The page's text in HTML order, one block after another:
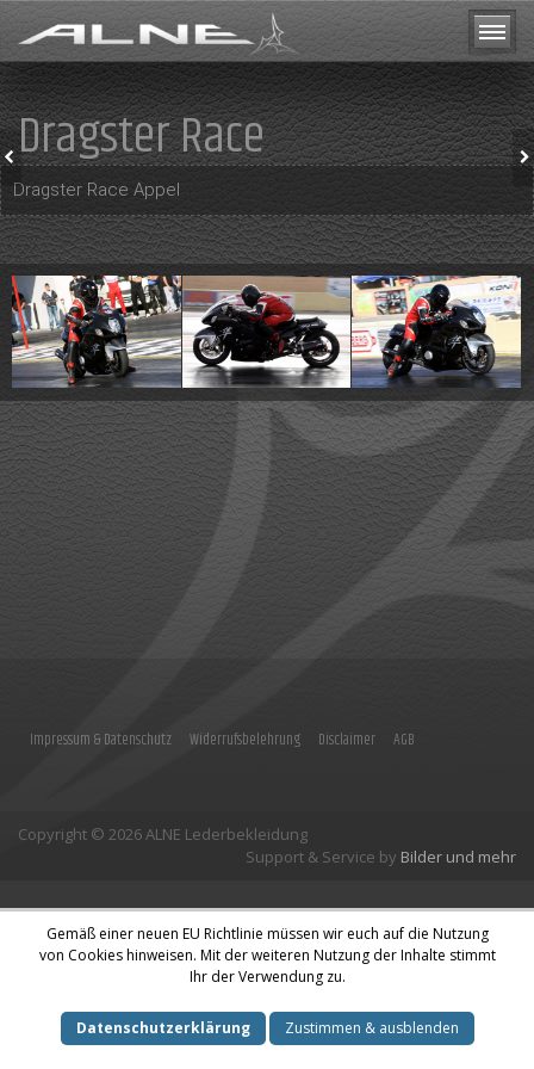
Dragster Race
Dragster Race Appel
TUNERSCUP
TIM DURSUN
ADAC JUNIOR CUP
2014
Impressum & Datenschutz Widerrufsbelehrung Disclaimer AGB
Copyright © 2026 ALNE Lederbekleidung
Support & Service by Bilder und mehr
Gemäß einer neuen EU Richtlinie müssen wir euch auf die Nutzung
von Cookies hinweisen. Mit der weiteren Nutzung der Inhalte stimmt
Ihr der Verwendung zu.
Datenschutzerklärung Zustimmen & ausblenden